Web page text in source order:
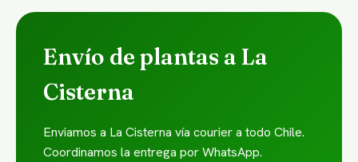
Envío de plantas a La
Cisterna
Enviamos a La Cisterna vía courier a todo Chile.
Coordinamos la entrega por WhatsApp.